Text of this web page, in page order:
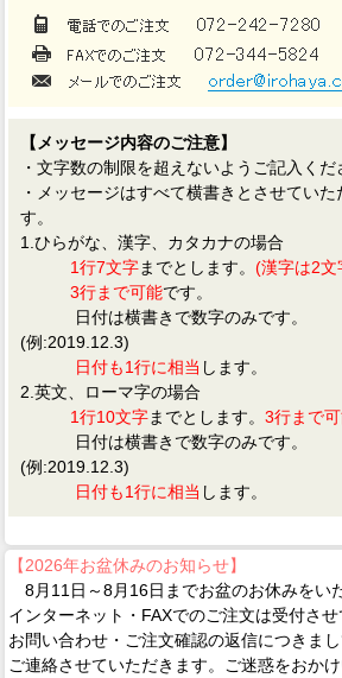
【メッセージ内容のご注意】
・文字数の制限を超えないようご記入くだ
・メッセージはすべて横書きとさせていた
す。
1.ひらがな、漢字、カタカナの場合
1行7文字までとします。 (漢字は2文
3行まで可能です。
日付は横書きで数字のみです。
(例:2019.12.3)
日付も1行に相当 します
2.英文、ローマ字の場合
1行10文字までとします。 3行まで
日付は横書きで数字のみです。
(例:2019.12.3)
日付も1行に相当 します。
【2026年お盆休みのお知らせ】
8月11日～8月16日までお盆のお休みをい
インターネット・FAXでのご注文は受付させ
お問い合わせ・ご注文確認の返信につきま
ご連絡させていただきます。ご迷惑をおか